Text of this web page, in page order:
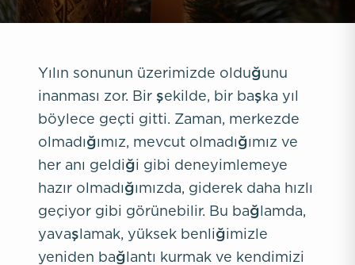
Yılın sonunun üzerimizde olduğunu
inanması zor. Bir şekilde, bir başka yıl
böylece geçti gitti. Zaman, merkezde
olmadığımız, mevcut olmadığımız ve
her anı geldiği gibi deneyimlemeye
hazır olmadığımızda, giderek daha hızlı
geçiyor gibi görünebilir. Bu bağlamda,
yavaşlamak, yüksek benliğimizle
yeniden bağlantı kurmak ve kendimizi